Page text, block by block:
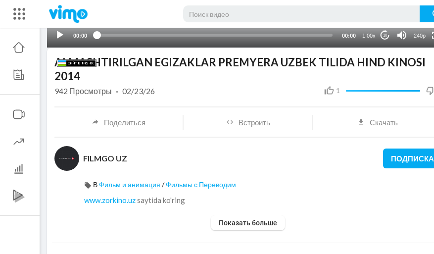
00:00 00:00 1.00x 10 240p
ALMASHTIRILGAN EGIZAKLAR PREMYERA UZBEK TILIDA HIND KINOSI
2014
1
942 Просмотры · 02/23/26
Поделиться Встроить Скачать
FILMGO UZ ПОДПИСКА
ВФильм и анимация /Фильмы с Переводим
www.zorkino.uzsaytida ko'ring
Показать больше